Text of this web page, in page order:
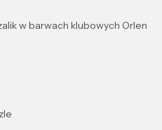
w barwach klubowych Orlen